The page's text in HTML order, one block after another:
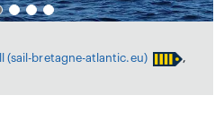
(sail-bretagne-atlantic.eu)
,